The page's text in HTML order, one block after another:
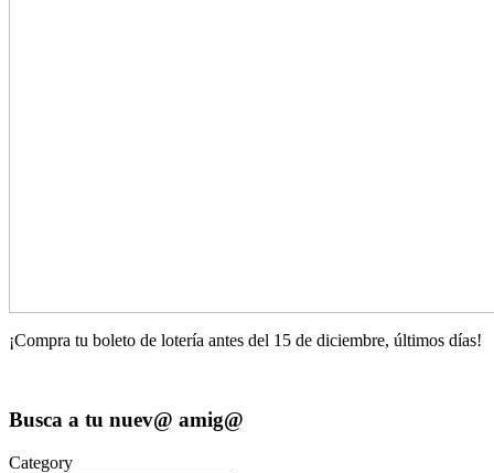
¡Compra tu boleto de lotería antes del 15 de diciembre, últimos días!
Busca a tu nuev@ amig@
Category